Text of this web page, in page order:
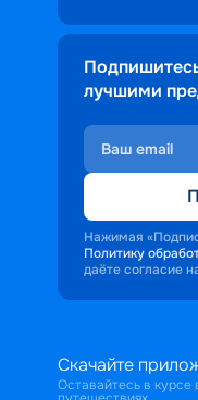
лучшими
Нажимая
Политику
даёте согласие
Скачайте
Оставайтесь в